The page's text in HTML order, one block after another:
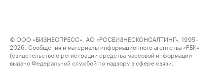
© ООО «БИЗНЕСПРЕСС», АО «РОСБИЗНЕСКОНСАЛТИНГ», 1995–
2026. Сообщения и материалы информационного агентства «РБК»
(свидетельство о регистрации средства массовой информации
выдано Федеральной службой по надзору в сфере связи,